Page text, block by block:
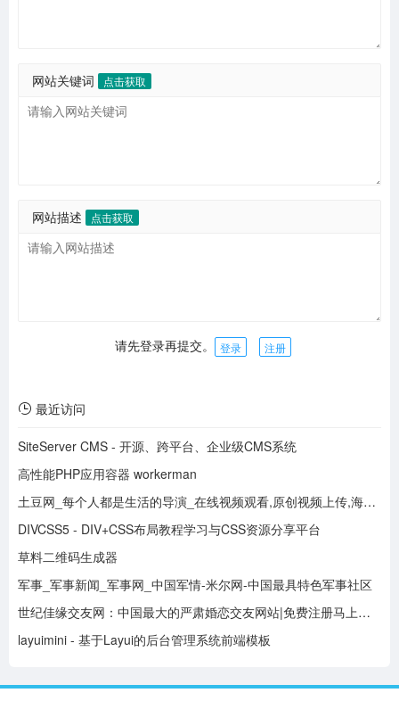
网站关键词 点击获取
网站描述 点击获取
请先登录再提交。 登录 注册
最近访问
SiteServer CMS - 开源、跨平台、企业级CMS系统
高性能PHP应用容器 workerman
土豆网_每个人都是生活的导演_在线视频观看,原创视频上传,海量视频搜索
DIVCSS5 - DIV+CSS布局教程学习与CSS资源分享平台
草料二维码生成器
军事_军事新闻_军事网_中国军情-米尔网-中国最具特色军事社区
世纪佳缘交友网：中国最大的严肃婚恋交友网站|免费注册马上寻缘
layuimini - 基于Layui的后台管理系统前端模板